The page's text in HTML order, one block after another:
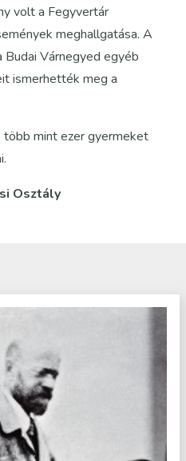
volt a Fegyvertár
meghallgatása. A
Várnegyed egyéb
ismerhették meg a
mint ezer gyermeket
Osztály